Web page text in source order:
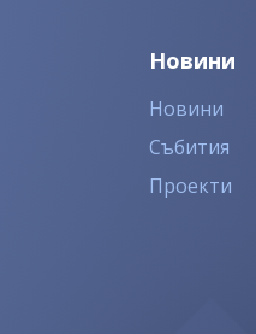
Новини
Новини
Събития
Проекти